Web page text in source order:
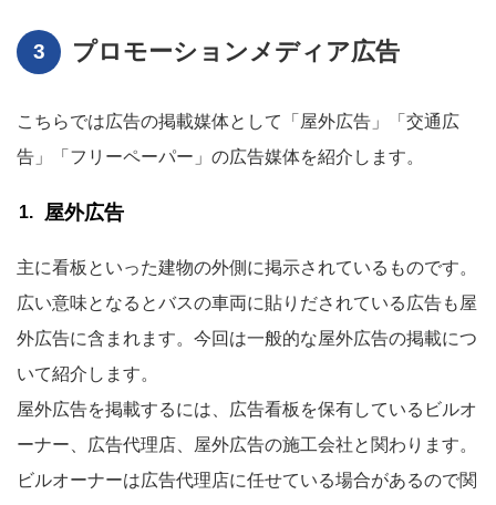
プロモーションメディア広告
こちらでは広告の掲載媒体として「屋外広告」「交通広
告」「フリーペーパー」の広告媒体を紹介します。
屋外広告
主に看板といった建物の外側に掲示されているものです。
広い意味となるとバスの車両に貼りだされている広告も屋
外広告に含まれます。今回は一般的な屋外広告の掲載につ
いて紹介します。
屋外広告を掲載するには、広告看板を保有しているビルオ
ーナー、広告代理店、屋外広告の施工会社と関わります。
ビルオーナーは広告代理店に任せている場合があるので関